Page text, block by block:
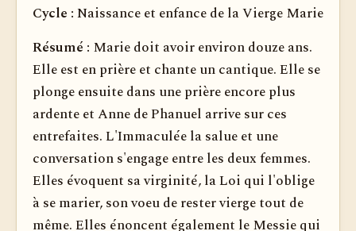
Cycle :Naissance et enfance de la Vierge Marie
Résumé : Marie doit avoir environ douze ans.
Elle est en prière et chante un cantique. Elle se
plonge ensuite dans une prière encore plus
ardente et Anne de Phanuel arrive sur ces
entrefaites. L'Immaculée la salue et une
conversation s'engage entre les deux femmes.
Elles évoquent sa virginité, la Loi qui l'oblige
à se marier, son voeu de rester vierge tout de
même. Elles énoncent également le Messie qui